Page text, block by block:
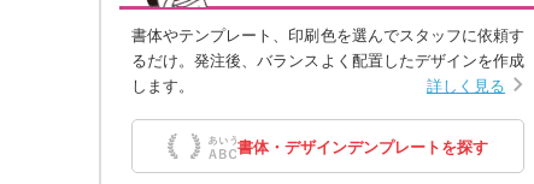
書体やテンプレート、印刷色を選んでスタッフに依頼す
るだけ。発注後、バランスよく配置したデザインを作成
します。
詳しく見る
書体・デザインデンプレートを探す